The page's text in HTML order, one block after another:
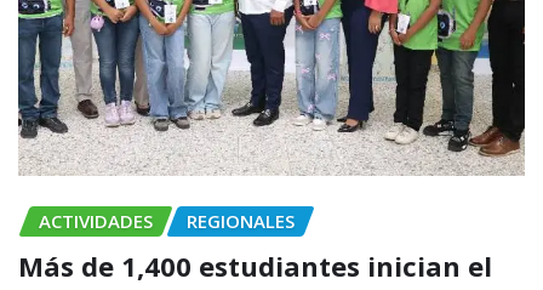
ACTIVIDADES REGIONALES
Más de 1,400 estudiantes inician el